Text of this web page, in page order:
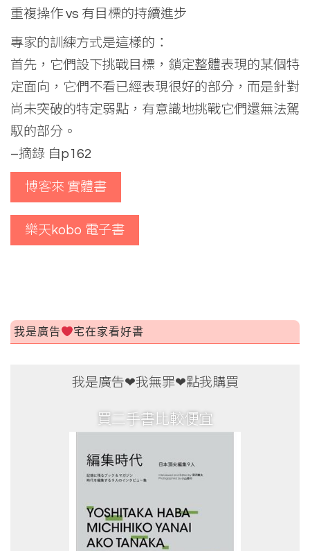
重複操作 vs 有目標的持續進步
專家的訓練方式是這樣的：
首先，它們設下挑戰目標，鎖定整體表現的某個特
定面向，它們不看已經表現很好的部分，而是針對
尚未突破的特定弱點，有意識地挑戰它們還無法駕
馭的部分。
–摘錄 自p162
博客來 實體書
樂天kobo 電子書
我是廣告 宅在家看好書
買二手書比較便宜